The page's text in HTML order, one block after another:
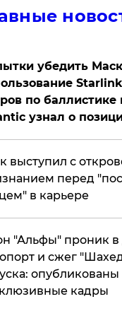
убедить
по баллистике
узнал о
выступил с
перед
в карьере
"Альфы" проник
и сжег
опубликованы
кадры